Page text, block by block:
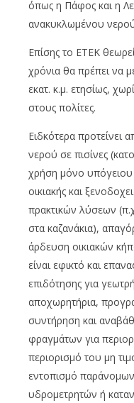
όπως η Πάφος και η
ανακυκλωμένου
Επίσης το ΕΤΕΚ
χρόνια θα πρέπει να
εκατ. κ.μ. ετησίως,
στους πολίτες.
Ειδκότερα προτείνει
νερού σε πισίνες
χρήση μόνο
οικιακής και
πρακτικών λύσεων
στα καζανάκια),
άρδευση οικιακών
είναι εφικτό και
επιδότησης για
αποχωρητήρια,
συντήρηση και
φραγμάτων για
περιορισμό του μη
εντοπισμό
υδρομετρητών ή